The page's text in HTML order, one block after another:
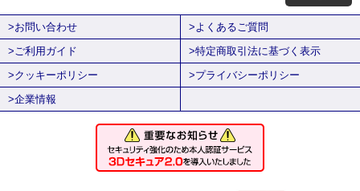
>お問い合わせ
>よくあるご質問
>ご利用ガイド
>特定商取引法に基づく表示
>クッキーポリシー
>プライバシーポリシー
>企業情報